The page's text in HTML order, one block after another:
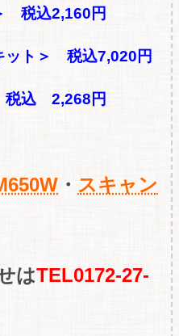
税込2,160円
ット＞ 税込7,020円
税込 2,268円
・ スキャン
はTEL0172-27-